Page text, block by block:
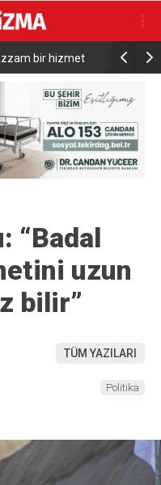
binlerce
“Badal
uzun
bilir”
TÜM YAZILARI
Politika